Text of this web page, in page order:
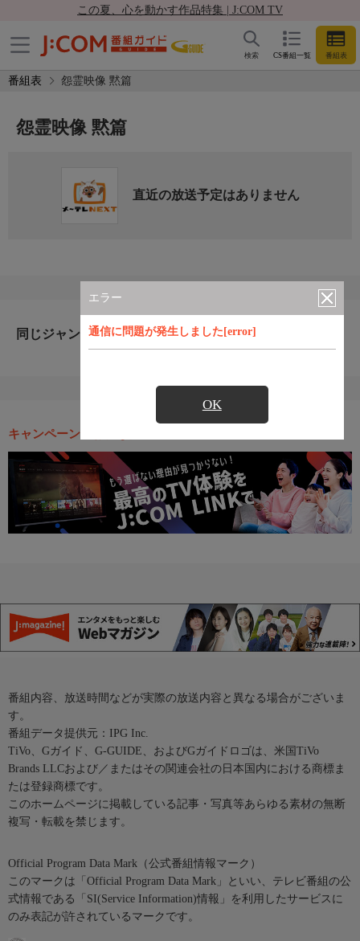
この夏、心を動かす作品特集 | J:COM TV
CS番組一覧 番組表
検索
番組表 怨霊映像 黙篇
エラー
通信に問題が発生しました[error]
OK
怨霊映像 黙篇
直近の放送予定はありません
同じジャンルのおすすめ番組
キャンペーン・お得な情報
番組内容、放送時間などが実際の放送内容と異なる場合がございま
す。
番組データ提供元：IPG Inc.
TiVo、Gガイド、G-GUIDE、およびGガイドロゴは、米国TiVo
Brands LLCおよび／またはその関連会社の日本国内における商標ま
たは登録商標です。
このホームページに掲載している記事・写真等あらゆる素材の無断
複写・転載を禁じます。
Official Program Data Mark（公式番組情報マーク）
このマークは「Official Program Data Mark」といい、テレビ番組の公
式情報である「SI(Service Information)情報」を利用したサービスに
のみ表記が許されているマークです。